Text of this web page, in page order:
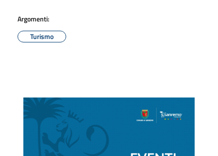
Argomenti:
Turismo